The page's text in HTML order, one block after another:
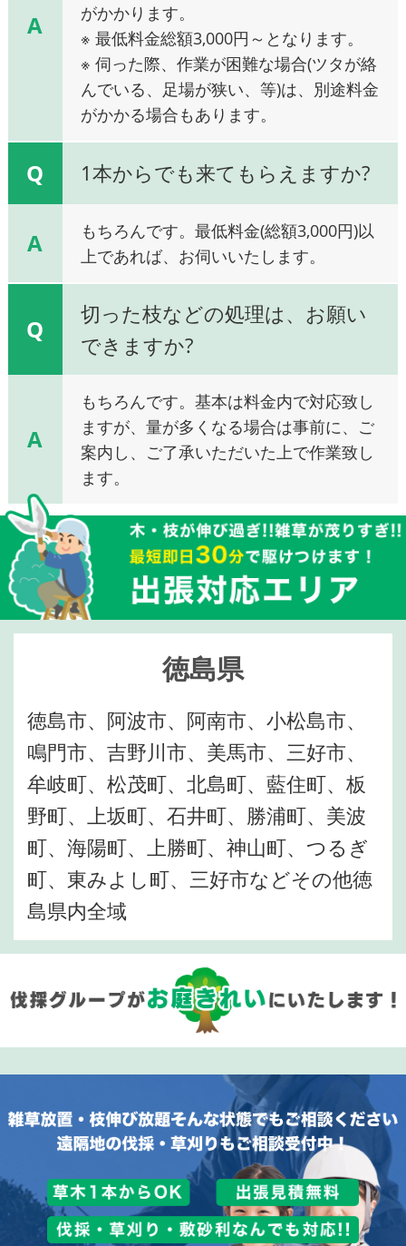
A
がかかります。
※ 最低料金総額3,000円～となります。
※ 伺った際、作業が困難な場合(ツタが絡
んでいる、足場が狭い、等)は、別途料金
がかかる場合もあります。
Q 1本からでも来てもらえますか?
A
もちろんです。最低料金(総額3,000円)以
上であれば、お伺いいたします。
Q
切った枝などの処理は、お願い
できますか?
A
もちろんです。基本は料金内で対応致し
ますが、量が多くなる場合は事前に、ご
案内し、ご了承いただいた上で作業致し
ます。
徳島県
徳島市、阿波市、阿南市、小松島市、
鳴門市、吉野川市、美馬市、三好市、
牟岐町、松茂町、北島町、藍住町、板
野町、上坂町、石井町、勝浦町、美波
町、海陽町、上勝町、神山町、つるぎ
町、東みよし町、三好市などその他徳
島県内全域